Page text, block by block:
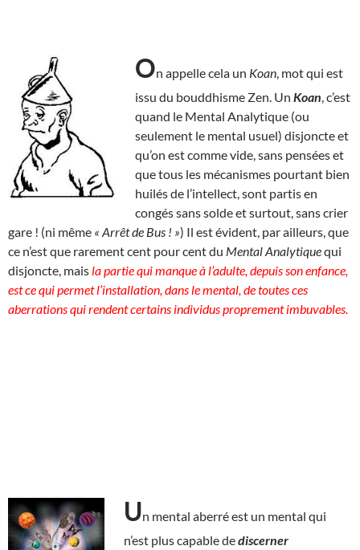
On appelle cela un Koan , mot qui est
issu du bouddhisme Zen. Un Koan , c’est
quand le Mental Analytique (ou
seulement le mental usuel) disjoncte et
qu’on est comme vide, sans pensées et
que tous les mécanismes pourtant bien
huilés de l’intellect, sont partis en
congés sans solde et surtout, sans crier
gare ! (ni même « Arrêt de Bus ! ») Il est évident, par ailleurs, que
ce n’est que rarement cent pour cent du Mental Analytiquequi
disjoncte, mais la partie qui manque à l’adulte, depuis son enfance,
est ce qui permet l’installation, dans le mental, de toutes ces
aberrations qui rendent certains individus proprement imbuvables.
Un mental aberré est un mental qui
n’est plus capable dediscerner